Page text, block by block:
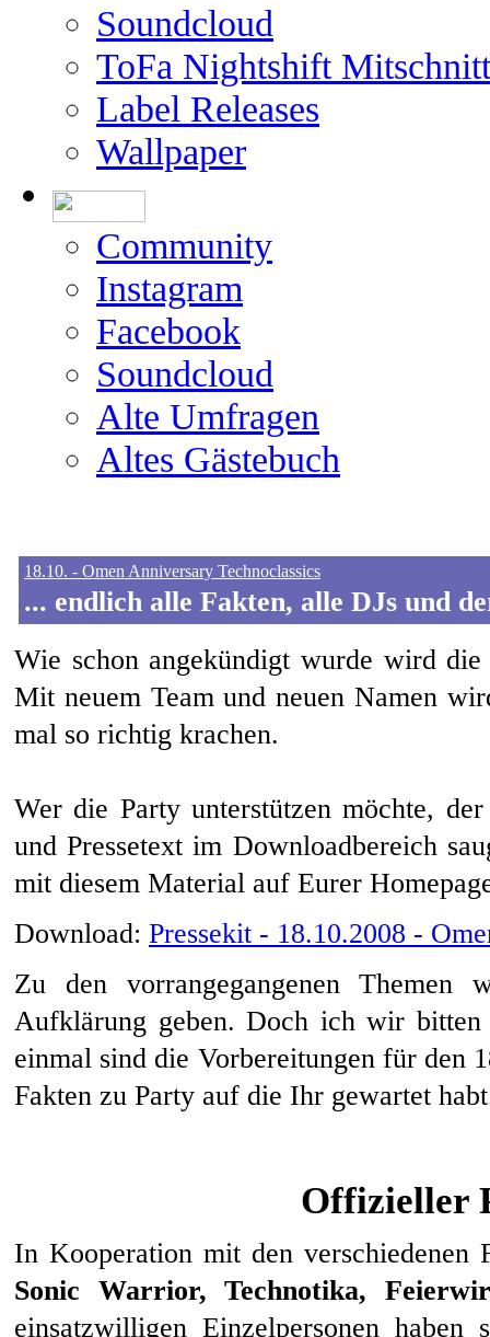
Soundcloud
ToFa Nightshift
Label Releases
Wallpaper
Community
Instagram
Facebook
Soundcloud
Alte Umfragen
Altes Gästebuch
18.10. - Omen Anniversary Technoclassics
... endlich alle Fakten, alle DJs und
Wie schon angekündigt wurde wird
Mit neuem Team und neuen Namen
mal so richtig krachen.
Wer die Party unterstützen möchte,
und Pressetext im Downloadbereich
mit diesem Material auf Eurer
Download: Pressekit - 18.10.2008 -
Zu den vorrangegangenen
Aufklärung geben. Doch ich wir
einmal sind die Vorbereitungen für den
Fakten zu Party auf die Ihr gewartet
Offizieller
In Kooperation mit den verschiedenen
Sonic Warrior, Technotika,
einsatzwilligen Einzelpersonen